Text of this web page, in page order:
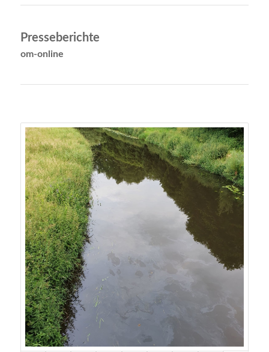
Presseberichte
om-online